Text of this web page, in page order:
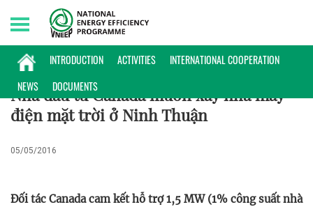
INTRODUCTION ACTIVITIES
INTERNATIONAL COOPERATION
NEWS
DOCUMENTS
Friday, 07/08/2026 | 11:50 GMT+7
HOẠT ĐỘNG
Nhà đầu tư Canada muốn xây nhà máy
điện mặt trời ở Ninh Thuận
05/05/2016
Đối tác Canada cam kết hỗ trợ 1,5 MW (1% công suất nhà